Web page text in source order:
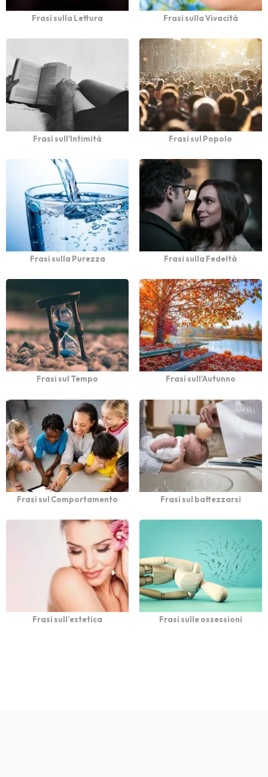
Frasi sulla Lettura Frasi sulla Vivacità
Frasi sull'Intimità Frasi sul Popolo
Frasi sulla Purezza Frasi sulla Fedeltà
Frasi sul Tempo Frasi sull’Autunno
Frasi sul Comportamento Frasi sul battezzarsi
Frasi sull’estetica Frasi sulle ossessioni